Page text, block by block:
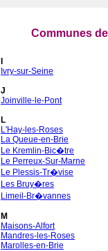
Communes
Ivry-sur-Seine
J
Joinville-le-Pont
L
L'Hay-les-Roses
La Queue-en-Brie
Le Kremlin-Bic�tre
Le Perreux-Sur-Marne
Le Plessis-Tr�vise
Les Bruy�res
Limeil-Br�vannes
M
Maisons-Alfort
Mandres-les-Roses
Marolles-en-Brie